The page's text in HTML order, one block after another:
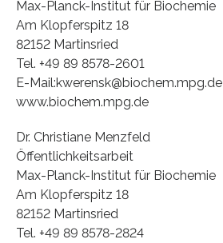
Max-Planck-Institut für Biochemie
Am Klopferspitz 18
82152 Martinsried
Tel. +49 89 8578-2601
E-Mail:kwerensk@biochem.mpg.de
www.biochem.mpg.de
Dr. Christiane Menzfeld
Öffentlichkeitsarbeit
Max-Planck-Institut für Biochemie
Am Klopferspitz 18
82152 Martinsried
Tel. +49 89 8578-2824